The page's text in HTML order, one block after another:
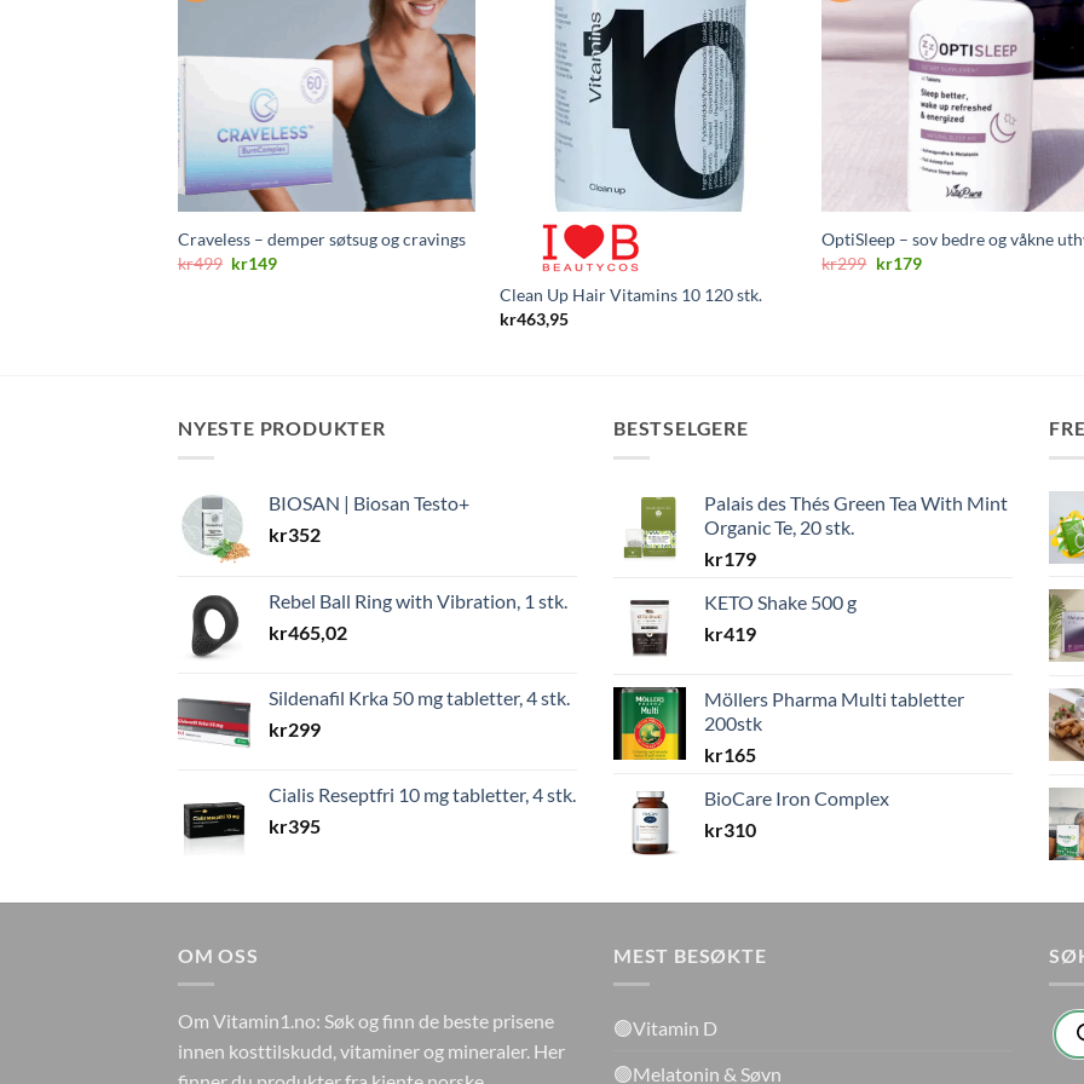
Craveless – demper søtsug og cravings
kr499 Opprinnelig
kr149Nåværende
Clean Up Hair Vitamins 10 120 stk.
kr463,95
OptiSleep – sov bedre og våkne
kr299 Opprinnelig
kr179Nåværende
NYESTE PRODUKTER
BIOSAN | Biosan Testo+
kr352
Rebel Ball Ring with Vibration, 1 stk.
kr465,02
Sildenafil Krka 50 mg tabletter, 4 stk.
kr299
Cialis Reseptfri 10 mg tabletter, 4 stk.
kr395
BESTSELGERE
Palais des Thés Green Tea With Mint
Organic Te, 20 stk.
kr179
KETO Shake 500 g
kr419
Möllers Pharma Multi tabletter
200stk
kr165
BioCare Iron Complex
kr310
OM OSS
Om Vitamin1.no: Søk og finn de beste prisene
innen kosttilskudd, vitaminer og mineraler. Her
MEST BESØKTE
🟢Vitamin D
🟢Melatonin & Søvn